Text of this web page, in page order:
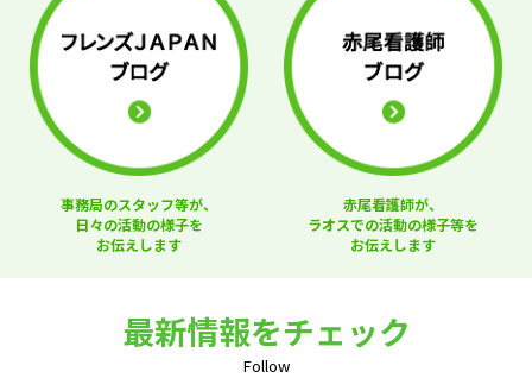
事務局のスタッフ等が、
日々の活動の様子を
お伝えします
赤尾看護師が、
ラオスでの活動の様子等を
お伝えします
最新情報をチェック
Follow